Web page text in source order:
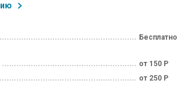
Бесплатно
от 150 Р
от 250 Р